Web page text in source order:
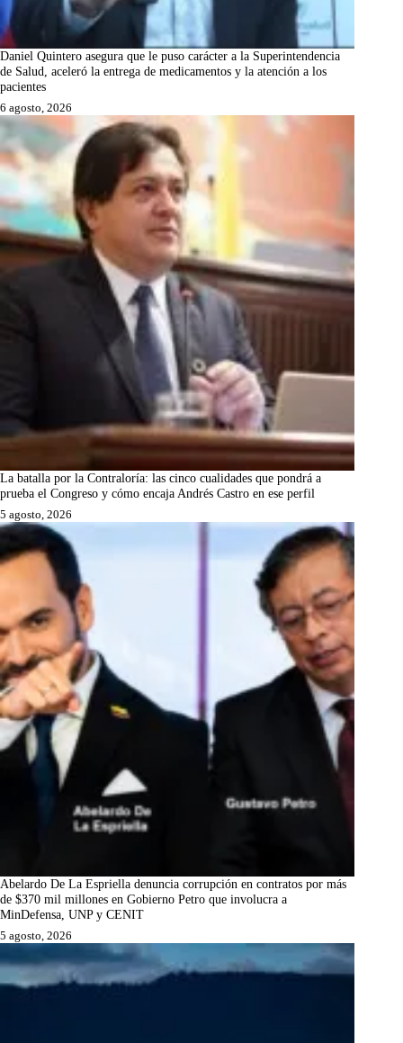
Daniel Quintero asegura que le puso carácter a la Superintendencia
de Salud, aceleró la entrega de medicamentos y la atención a los
pacientes
6 agosto, 2026
La batalla por la Contraloría: las cinco cualidades que pondrá a
prueba el Congreso y cómo encaja Andrés Castro en ese perfil
5 agosto, 2026
Abelardo De La Espriella denuncia corrupción en contratos por más
de $370 mil millones en Gobierno Petro que involucra a
MinDefensa, UNP y CENIT
5 agosto, 2026